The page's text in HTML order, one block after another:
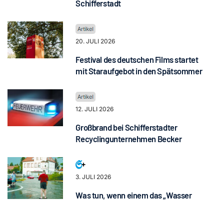
Schifferstadt
20. JULI 2026
Festival des deutschen Films startet
mit Staraufgebot in den Spätsommer
12. JULI 2026
Großbrand bei Schifferstadter
Recyclingunternehmen Becker
3. JULI 2026
Was tun, wenn einem das „Wasser